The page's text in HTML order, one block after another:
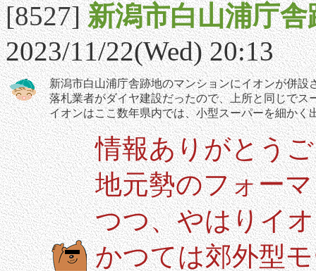
[8527]新潟市白山浦庁
2023/11/22(Wed) 20:13
新潟市白山浦庁舎跡地のマンションにイオンが併設
落札業者がダイヤ建設だったので、上所と同じでス
イオンはここ数年県内では、小型スーパーを細かく
情報ありがとう
地元勢のフォー
つつ、やはりイ
かつては郊外型